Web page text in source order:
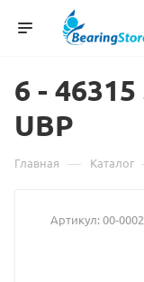
6 -
о
-
UBP
Главная — Каталог
Артикул:00-